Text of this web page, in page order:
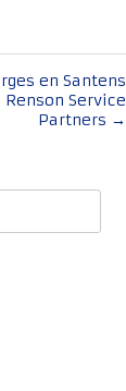
en Santens
Service
Partners →